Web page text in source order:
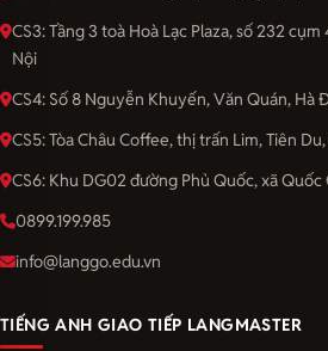
CS3: Tầng 3 toà Hoà Lạc Plaza, số 232
Nội
CS4: Số 8 Nguyễn Khuyến, Văn Quán, Hà
CS5: Tòa Châu Coffee, thị trấn Lim, Tiên
CS6: Khu DG02 đường Phủ Quốc, xã Quốc
0899.199.985
info@langgo.edu.vn
TIẾNG ANH GIAO TIẾP LANGMASTER